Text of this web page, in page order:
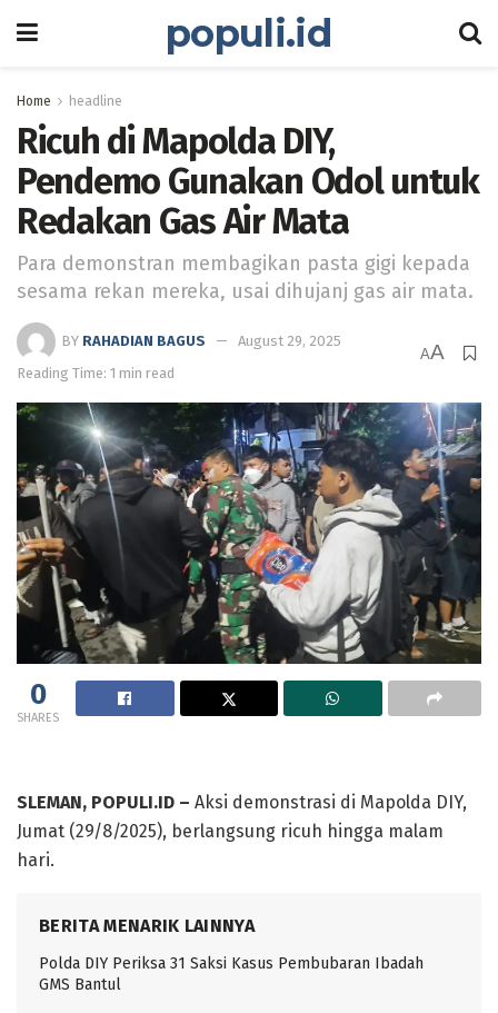
populi.id
Home headline
Ricuh di Mapolda DIY,
Pendemo Gunakan Odol untuk
Redakan Gas Air Mata
Para demonstran membagikan pasta gigi kepada
sesama rekan mereka, usai dihujanj gas air mata.
BY RAHADIAN BAGUS
August 29, 2025
Reading Time: 1 min read
AA
0
SHARES
SLEMAN, POPULI.ID – Aksi demonstrasi di Mapolda DIY,
Jumat (29/8/2025), berlangsung ricuh hingga malam
hari.
BERITA MENARIK LAINNYA
Polda DIY Periksa 31 Saksi Kasus Pembubaran Ibadah
GMS Bantul